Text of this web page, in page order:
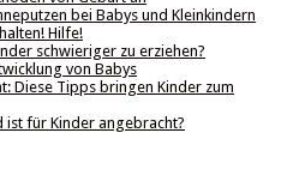
bei Babys und Kleinkindern
Hilfe!
schwieriger zu erziehen?
von Babys
Diese Tipps bringen Kinder zum
ist für Kinder angebracht?